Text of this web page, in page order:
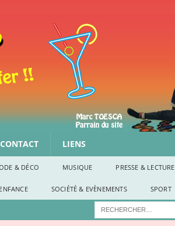
CONTACT LIENS
& DÉCO MUSIQUE PRESSE & LECTURE
SOCIÉTÉ & EVÈNEMENTS SPORT